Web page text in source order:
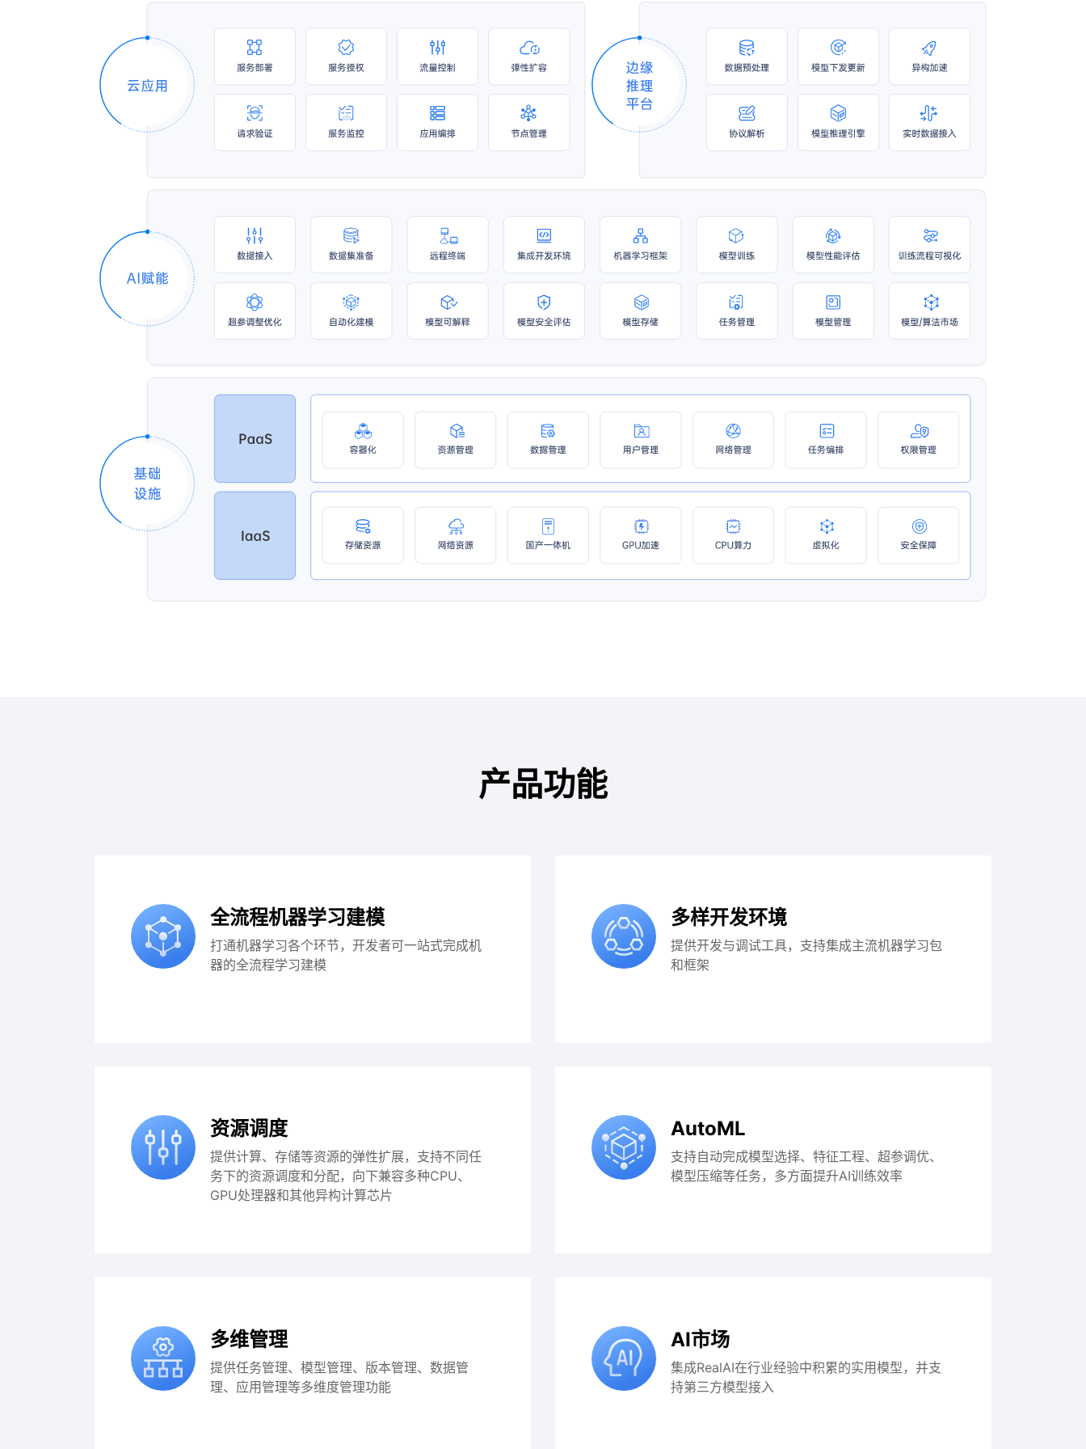
产品功能
全流程机器学习建模
打通机器学习各个环节，开发者可一站式完成机
器的全流程学习建模
多样开发环境
提供开发与调试工具，支持集成主流机器学习包
和框架
资源调度
提供计算、存储等资源的弹性扩展，支持不同任
务下的资源调度和分配，向下兼容多种CPU、
GPU处理器和其他异构计算芯片
AutoML
支持自动完成模型选择、特征工程、超参调优、
模型压缩等任务，多方面提升AI训练效率
多维管理
提供任务管理、模型管理、版本管理、数据管
理、应用管理等多维度管理功能
AI市场
集成RealAI在行业经验中积累的实用模型，并支
持第三方模型接入